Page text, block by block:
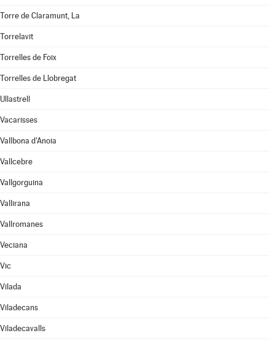
Torre de Claramunt, La
Torrelavit
Torrelles de Foix
Torrelles de Llobregat
Ullastrell
Vacarisses
Vallbona d'Anoia
Vallcebre
Vallgorguina
Vallirana
Vallromanes
Veciana
Vic
Vilada
Viladecans
Viladecavalls